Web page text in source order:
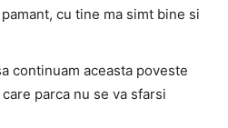
cu tine ma simt bine si
continuam aceasta poveste
parca nu se va sfarsi